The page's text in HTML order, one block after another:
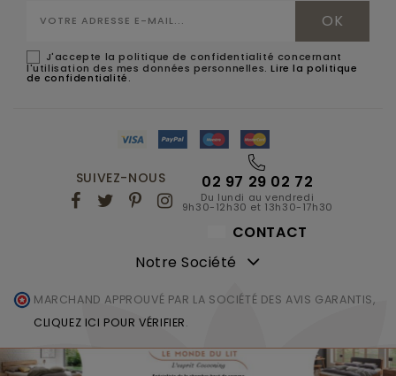
J'accepte la politique de confidentialité concernant
l'utilisation des mes données personnelles.Lire la politique
de confidentialité.
SUIVEZ-NOUS 02 97 29 02 72
Du lundi au vendredi
9h30-12h30 et 13h30-17h30
CONTACT
Notre Société
MARCHAND APPROUVÉ PAR LA SOCIÉTÉ DES AVIS GARANTIS,
CLIQUEZ ICI POUR VÉRIFIER.